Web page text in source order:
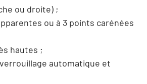
ou droite) ;
ou à 3 points carénées
hautes ;
automatique et